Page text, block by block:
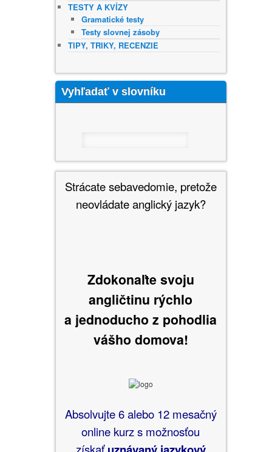
TESTY A KVÍZY
Gramatické testy
Testy slovnej zásoby
TIPY, TRIKY, RECENZIE
Vyhľadať v slovníku
Strácate sebavedomie, pretože
neovládate anglický jazyk?
Zdokonaľte svoju
angličtinu rýchlo
a jednoduchoz pohodlia
vášho domova!
Absolvujte 6 alebo 12 mesačný
online kurz s možnosťou